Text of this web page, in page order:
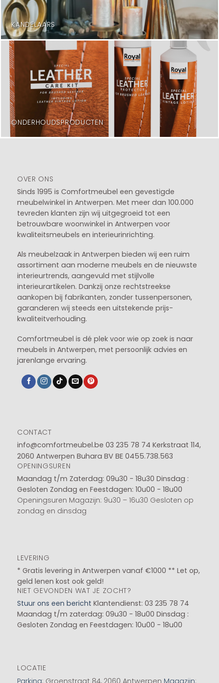
KANDELAARS
ONDERHOUDSPRODUCTEN
OVER ONS
Sinds 1995 is Comfortmeubel een gevestigde
meubelwinkel in Antwerpen. Met meer dan 100.000
tevreden klanten zijn wij uitgegroeid tot een
betrouwbare woonwinkel in Antwerpen voor
kwaliteitsmeubels en interieurinrichting.
Als meubelzaak in Antwerpen bieden wij een ruim
assortiment aan moderne meubels en de nieuwste
interieurtrends, aangevuld met stijlvolle
interieurartikelen. Dankzij onze rechtstreekse
aankopen bij fabrikanten, zonder tussenpersonen,
garanderen wij steeds een uitstekende prijs-
kwaliteitverhouding.
Comfortmeubel is dé plek voor wie op zoek is naar
meubels in Antwerpen, met persoonlijk advies en
jarenlange ervaring.
CONTACT
info@comfortmeubel.be 03 235 78 74 Kerkstraat 114,
2060 Antwerpen Buhara BV BE 0455.738.563
OPENINGSUREN
Maandag t/m Zaterdag: 09u30 - 18u30 Dinsdag :
Gesloten Zondag en Feestdagen: 10u00 - 18u00
Openingsuren Magazijn: 9u30 – 16u30 Gesloten op
zondag en dinsdag
LEVERING
* Gratis levering in Antwerpen vanaf €1000 ** Let op,
geld lenen kost ook geld!
NIET GEVONDEN WAT JE ZOCHT?
Stuur ons een bericht Klantendienst: 03 235 78 74
Maandag t/m zaterdag: 09u30 - 18u00 Dinsdag :
Gesloten Zondag en Feestdagen: 10u00 - 18u00
LOCATIE
Parking: Groenstraat 84, 2060 Antwerpen Magazijn: